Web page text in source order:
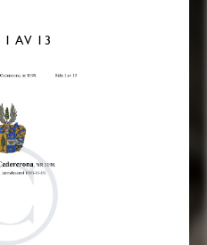
1 AV 13